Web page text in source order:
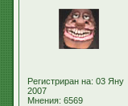
Регистриран на: 03 Яну
2007
Мнения: 6569